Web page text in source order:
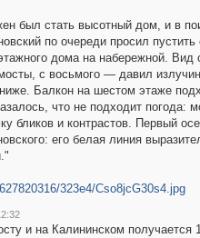
был стать высотный дом, и в
по очереди просил пустить
дома на набережной. Вид
c восьмого — давил
Балкон на шестом этаже
что не подходит погода:
бликов и контрастов. Первый
его белая линия
323e4/Cso8jcG30s4.jpg
и на Калининском получается